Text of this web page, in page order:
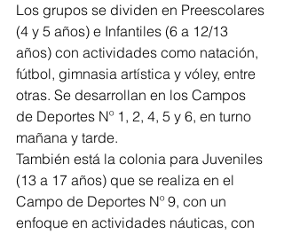
Los grupos se dividen en Preescolares
(4 y 5 años) e Infantiles (6 a 12/13
años) con actividades como natación,
fútbol, gimnasia artística y vóley, entre
otras. Se desarrollan en los Campos
de Deportes Nº 1, 2, 4, 5 y 6, en turno
mañana y tarde.
También está la colonia para Juveniles
(13 a 17 años) que se realiza en el
Campo de Deportes Nº 9, con un
enfoque en actividades náuticas, con